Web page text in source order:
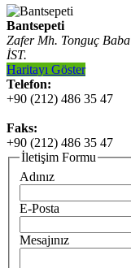
Bantsepeti
Zafer Mh. Tonguç
İST.
Haritayı Göster
Telefon:
+90 (212) 486 35 47
Faks:
+90 (212) 486 35 47
İletişim Formu
Adınız
E-Posta
Mesajınız